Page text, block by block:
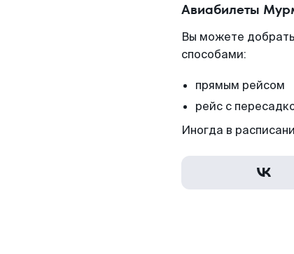
Авиабилеты
Вы можете
способами:
прямым рейсом
рейс с
Иногда в